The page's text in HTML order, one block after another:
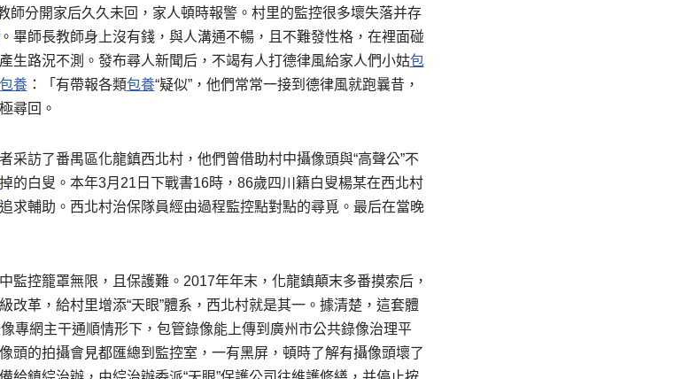
師分開家后久久未回，家人頓時報警。村里的監控很多壞失落并存
畢師長教師身上沒有錢，與人溝通不暢，且不難發性格，在裡面碰
生路況不測。發布尋人新聞后，不竭有人打德律風給家人們小姑包
包養：「有帶報各類包養“疑似”，他們常常一接到德律風就跑曩昔，
尋回。
采訪了番禺區化龍鎮西北村，他們曾借助村中攝像頭與“高聲公”不
的白叟。本年3月21日下戰書16時，86歲四川籍白叟楊某在西北村
求輔助。西北村治保隊員經由過程監控點對點的尋覓。最后在當晚
監控籠罩無限，且保護難。2017年年末，化龍鎮顛末多番摸索后，
改革，給村里增添“天眼”體系，西北村就是其一。據清楚，這套體
專網主干通順情形下，包管錄像能上傳到廣州市公共錄像治理平
頭的拍攝會見都匯總到監控室，一有黑屏，頓時了解有攝像頭壞了